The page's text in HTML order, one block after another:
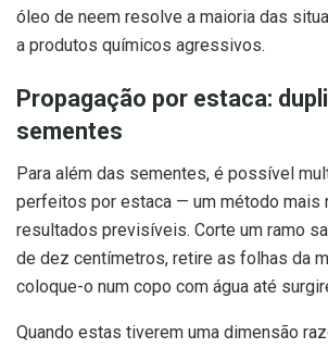
óleo de neem resolve a maioria das
a produtos químicos agressivos.
Propagação por estaca:
sementes
Para além das sementes, é possível
perfeitos por estaca — um método mais
resultados previsíveis. Corte um ramo
de dez centímetros, retire as folhas da
coloque-o num copo com água até
Quando estas tiverem uma dimensão